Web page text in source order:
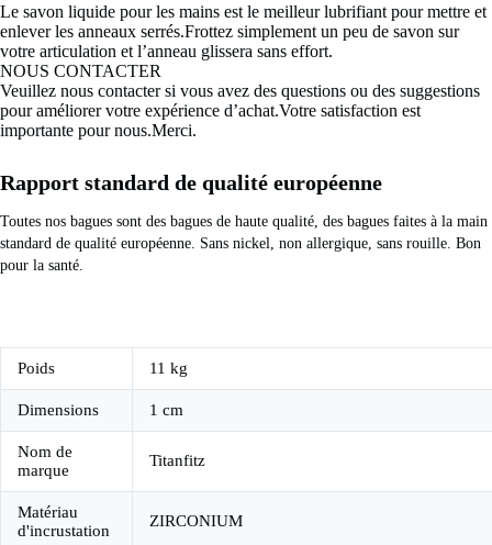
Le savon liquide pour les mains est le meilleur lubrifiant pour mettre et
enlever les anneaux serrés.Frottez simplement un peu de savon sur
votre articulation et l’anneau glissera sans effort.
NOUS CONTACTER
Veuillez nous contacter si vous avez des questions ou des suggestions
pour améliorer votre expérience d’achat.Votre satisfaction est
importante pour nous.Merci.
Rapport standard de qualité européenne
Toutes nos bagues sont des bagues de haute qualité, des bagues faites à la main
standard de qualité européenne. Sans nickel, non allergique, sans rouille. Bon
pour la santé.
Poids 11 kg
Dimensions 1 cm
Nom de
marque
Titanfitz
Matériau
d'incrustation
ZIRCONIUM